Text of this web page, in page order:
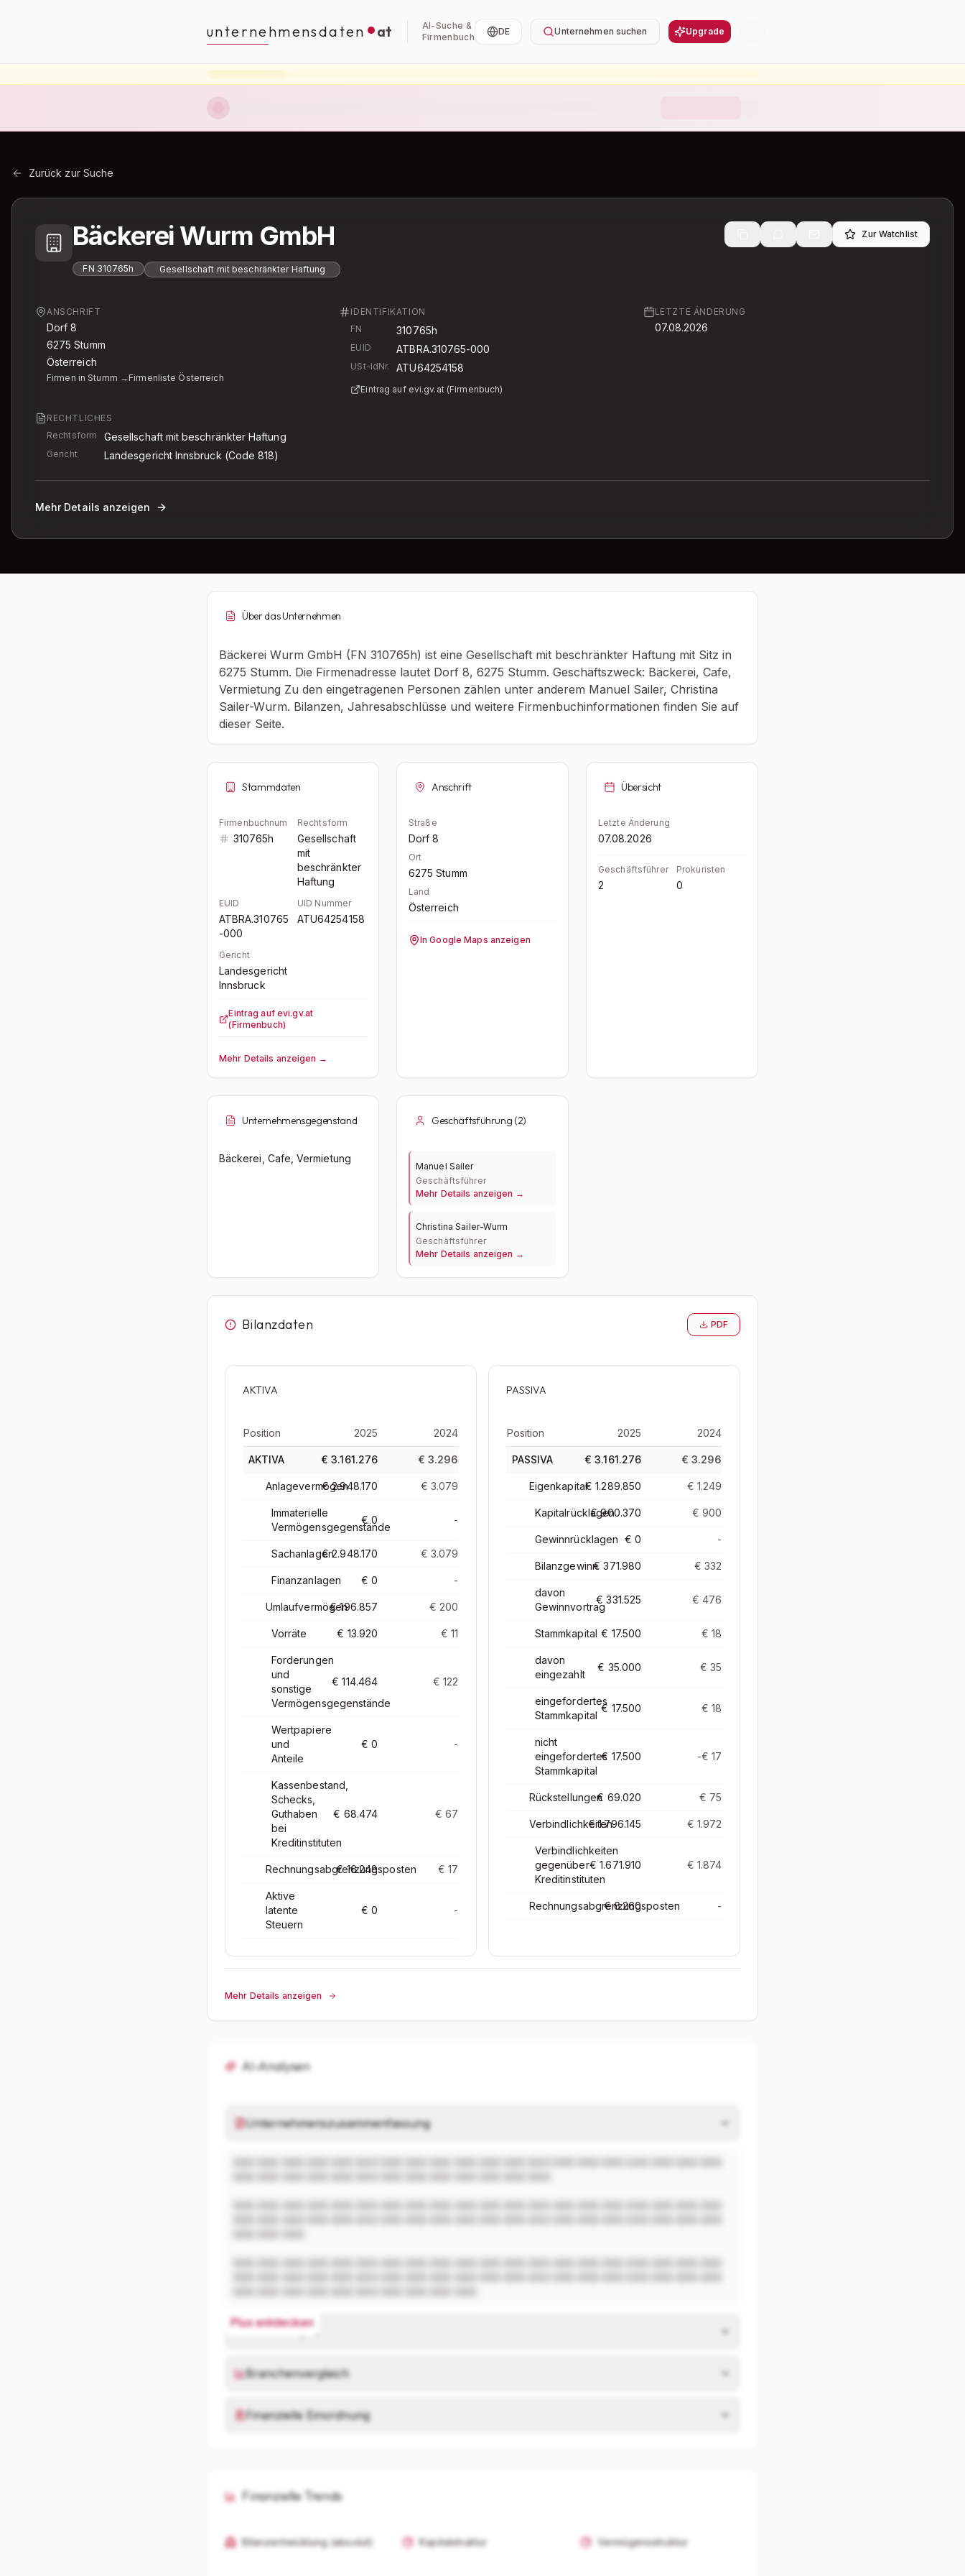
unternehmensdaten at
AI-Suche &
Firmenbuch
DE Unternehmen suchen Upgrade
Zurück zur Suche
Bäckerei Wurm GmbH Zur Watchlist
FN 310765h Gesellschaft mit beschränkter Haftung
ANSCHRIFT
Dorf 8
6275Stumm
Österreich
Firmen in Stumm → Firmenliste Österreich
IDENTIFIKATION
FN
310765h
EUID ATBRA.310765-000
USt-IdNr. ATU64254158
Eintrag auf evi.gv.at (Firmenbuch)
LETZTE ÄNDERUNG
07.08.2026
RECHTLICHES
Rechtsform
Gesellschaft mit beschränkter Haftung
Gericht Landesgericht Innsbruck (Code 818)
Mehr Details anzeigen
Über das Unternehmen
Bäckerei Wurm GmbH (FN 310765h) ist eine Gesellschaft mit beschränkter Haftung mit Sitz in
6275 Stumm. Die Firmenadresse lautet Dorf 8, 6275 Stumm. Geschäftszweck: Bäckerei, Cafe,
Vermietung Zu den eingetragenen Personen zählen unter anderem Manuel Sailer, Christina
Sailer-Wurm. Bilanzen, Jahresabschlüsse und weitere Firmenbuchinformationen finden Sie auf
dieser Seite.
Stammdaten
Firmenbuchnummer
310765h
Rechtsform
Gesellschaft
mit
beschränkter
Haftung
EUID
ATBRA.310765
-000
UID Nummer
ATU64254158
Gericht
Landesgericht
Innsbruck
Eintrag auf evi.gv.at
(Firmenbuch)
Mehr Details anzeigen →
Anschrift
Straße
Dorf 8
Ort
6275 Stumm
Land
Österreich
In Google Maps anzeigen
Übersicht
Letzte Änderung
07.08.2026
Geschäftsführer
2
Prokuristen
0
Unternehmensgegenstand
Bäckerei, Cafe, Vermietung
Geschäftsführung (2)
Manuel Sailer
Geschäftsführer
Mehr Details anzeigen →
Christina Sailer-Wurm
Geschäftsführer
Mehr Details anzeigen →
Bilanzdaten PDF
AKTIVA
Position 2025 2024
AKTIVA € 3.161.276 € 3.296
Anlagevermögen€ 2.948.170 € 3.079
Immaterielle
Vermögensgegenstände
€ 0 -
Sachanlagen€ 2.948.170 € 3.079
Finanzanlagen € 0 -
Umlaufvermögen€ 196.857 € 200
Vorräte € 13.920 € 11
Forderungen
und
sonstige
Vermögensgegenstände
€ 114.464 € 122
Wertpapiere
und
Anteile
€ 0 -
Kassenbestand,
Schecks,
Guthaben
bei
Kreditinstituten
€ 68.474 € 67
Rechnungsabgrenzungsposten
€ 16.248 € 17
Aktive
latente
Steuern
€ 0 -
PASSIVA
Position 2025 2024
PASSIVA € 3.161.276 € 3.296
Eigenkapital€ 1.289.850 € 1.249
Kapitalrücklagen€ 900.370 € 900
Gewinnrücklagen € 0 -
Bilanzgewinn€ 371.980 € 332
davon
Gewinnvortrag
€ 331.525 € 476
Stammkapital € 17.500 € 18
davon
eingezahlt
€ 35.000 € 35
eingefordertes
Stammkapital
€ 17.500 € 18
nicht
eingefordertes
Stammkapital
-€ 17.500 -€ 17
Rückstellungen€ 69.020 € 75
Verbindlichkeiten€ 1.796.145 € 1.972
Verbindlichkeiten
gegenüber
Kreditinstituten
€ 1.671.910 € 1.874
Rechnungsabgrenzungsposten
€ 6.260 -
Mehr Details anzeigen
AI-Analysen
Unternehmenszusammenfassung
Plus entdecken
Risikoanalyse
Branchenvergleich
Finanzielle Einordnung
KI-Analysen nur mit Plus
Finanzielle Trends
Bilanzentwicklung (absolut) Kapitalstruktur Vermögensstruktur